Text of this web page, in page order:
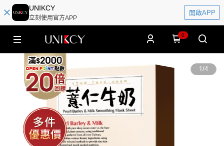
UNIKCY
立刻使用官方APP
開啟APP
0
1/4